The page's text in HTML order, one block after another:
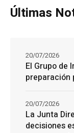
Últimas
El Grupo de
preparación
20/07/2026
La Junta
decisiones
20/07/2026